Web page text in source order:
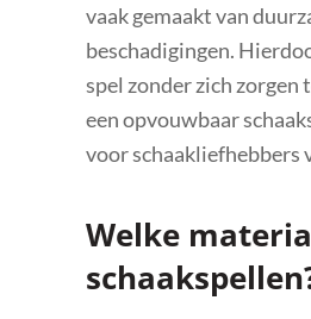
vaak gemaakt van
beschadigingen.
spel zonder zich zorgen
een opvouwbaar
voor schaakliefhebbers
Welke